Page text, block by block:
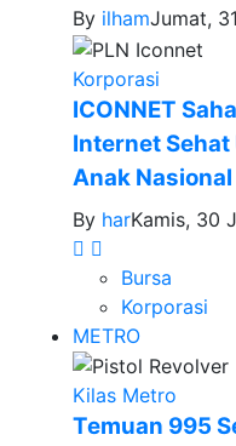
By ilhamJumat,
Korporasi
ICONNET
Internet
Anak
By harKamis, 30
Bursa
Korporasi
METRO
Kilas Metro
Temuan 995